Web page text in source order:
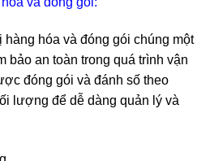
hàng hóa và đóng gói chúng một
bảo an toàn trong quá trình vận
đóng gói và đánh số theo
lượng để dễ dàng quản lý và